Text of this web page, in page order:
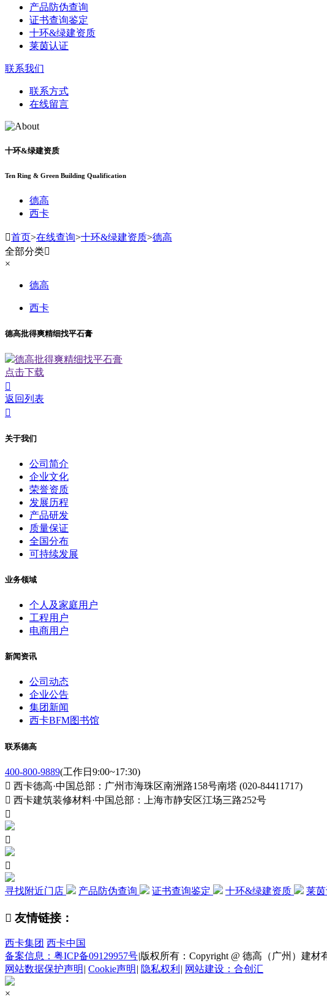
产品防伪查询
证书查询鉴定
十环&绿建资质
莱茵认证
联系我们
联系方式
在线留言
十环&绿建资质
Ten Ring & Green Building Qualification
德高
西卡
首页>在线查询>十环&绿建资质>德高
全部分类
×
德高
西卡
德高批得爽精细找平石膏
德高批得爽精细找平石膏
点击下载

返回列表

关于我们
公司简介
企业文化
荣誉资质
发展历程
产品研发
质量保证
全国分布
可持续发展
业务领域
个人及家庭用户
工程用户
电商用户
新闻资讯
公司动态
企业公告
集团新闻
西卡BFM图书馆
联系德高
400-800-9889(工作日9:00~17:30)
 西卡德高·中国总部：广州市海珠区南洲路158号南塔 (020-84411717)
 西卡建筑装修材料·中国总部：上海市静安区江场三路252号



寻找附近门店 产品防伪查询 证书查询鉴定 十环&绿建资质 莱
 友情链接：
西卡集团 西卡中国
备案信息：粤ICP备09129957号|版权所有：Copyright @ 德高（广州）建材
网站数据保护声明 | Cookie声明 | 隐私权利 | 网站建设：合创汇
×